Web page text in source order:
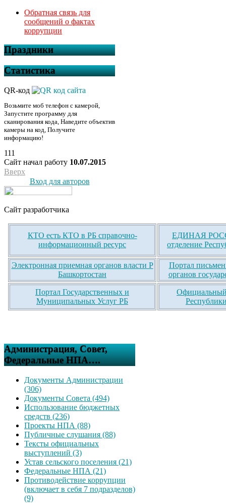
Обратная связь для
сообщений о фактах
коррупции
Праздники
Статистика
QR-код
Возьмите моб телефон с камерой,
Запустите программу для
сканирования кода, Наведите объектив
камеры на код, Получите
информацию!
111
Сайт начал работу 10.07.2015
Вверх
Вход для авторов
Сайт разработчика
КТО есть КТО в РБ справочно-
информационный ресурс
ЕДИНАЯ
отделение
Электронная приемная органов власти Р
Башкортостан
Портал
органов
Портал Государственных и
Муниципальных Услуг РБ
Официальный
Администрация, Совет,
Федеральные НПА….
Документы Администрации
(306)
Документы Совета (494)
Использование бюджетных
средств (236)
Проекты НПА (88)
Публичные слушания (88)
Тексты официальных
выступлений (3)
Устав сельского поселения (21)
Федеральные НПА (21)
Противодействие коррупции
(включает в себя 7 подразделов)
(9)